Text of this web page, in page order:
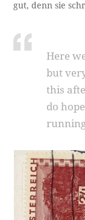
gut, denn sie
Here
but
this
do